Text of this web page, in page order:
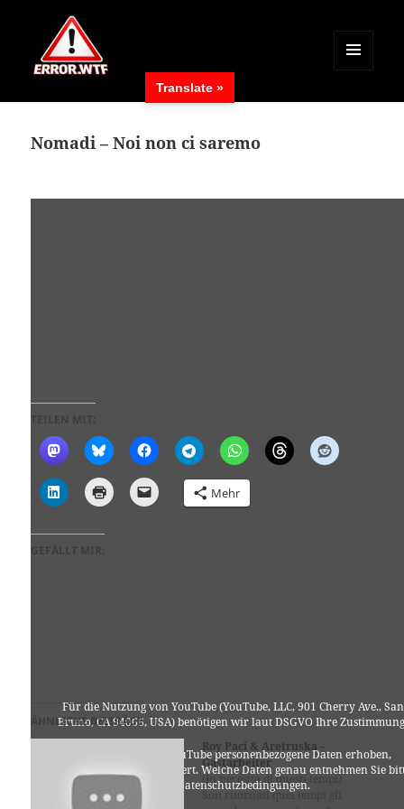
MENÜ
WIDGETS
Nomadi – Noi non ci saremo
Für die Nutzung von YouTube (YouTube, LLC, 901 Cherry Ave., San
Bruno, CA 94066, USA) benötigen wir laut DSGVO Ihre
Es werden seitens YouTube personenbezogene Daten erhoben,
verarbeitet und gespeichert. Welche Daten genau entnehmen Sie
den Datenschutzbedingungen.
Mehr
ÄHNLICHE BEITRÄGE
Roy Paci & Aretruska –
Gastarbeiter
(In necesita di questi tempi)
Son ritornati quei tempi gli
Translate »